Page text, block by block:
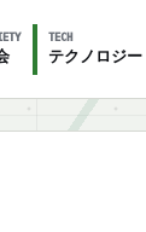
TECH
テクノロジー